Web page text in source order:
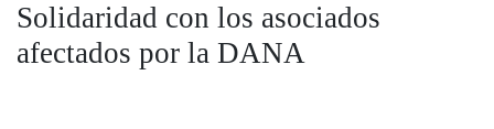
Solidaridad con los asociados
afectados por la DANA